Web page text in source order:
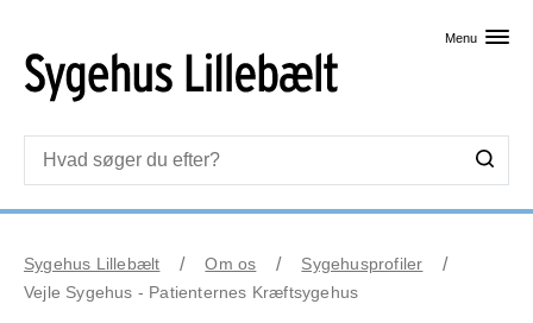
Menu
Sygehus Lillebælt Om os
Sygehusprofiler
Vejle Sygehus - Patienternes Kræftsygehus